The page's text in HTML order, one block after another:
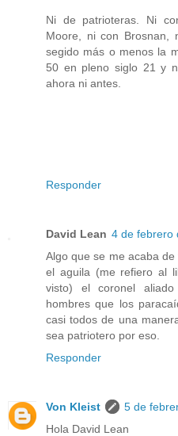
Ni de patrioteras. Ni
Moore, ni con Brosnan,
segido más o menos la
50 en pleno siglo 21 y
ahora ni antes.
Responder
David Lean 4 de febrero
Algo que se me acaba
el aguila (me refiero al
visto) el coronel
hombres que los
casi todos de una
sea patriotero por eso.
Responder
Von Kleist
5 de
Hola David Lean